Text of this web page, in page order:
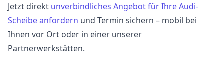
Jetzt direkt unverbindliches Angebot für Ihre Audi-
Scheibe anfordern und Termin sichern – mobil bei
Ihnen vor Ort oder in einer unserer
Partnerwerkstätten.